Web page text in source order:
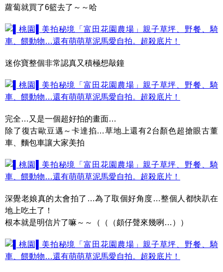
蘿蔔就買了6籃去了～～哈
迷你寶整個非常認真又積極想敲鐘
完全…又是一個超好拍的畫面…
除了復古歐豆邁～卡達掐…草地上還有2台顏色超搶眼古董
車、麵包車讓大家美拍
深覺老娘真的太會拍了…為了取個好角度…整個人都快趴在
地上吃土了！
根本就是明信片了嘛～～（（（頗仔聲來幾咧…））